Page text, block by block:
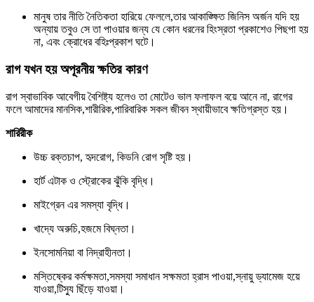
মানুষ তার নীতি নৈতিকতা হারিয়ে ফেললে,তার আকাঙ্ক্ষিত জিনিস অর্জন যদি হয়
অন্যায় তবুও সে তা পাওয়ার জন্য যে কোন ধরনের হিংস্রতা প্রকাশেও পিছপা হয়
না, এবং ক্রোধের বহিঃপ্রকাশ ঘটে।
রাগ যখন হয় অপূরনীয় ক্ষতির কারণ
রাগ স্বাভাবিক আবেগীয় বৈশিষ্ট্য হলেও তা মোটেও ভাল ফলাফল বয়ে আনে না, রাগের
ফলে আমাদের মানসিক,শারীরিক,পারিবারিক সকল জীবন স্থায়ীভাবে ক্ষতিগ্রস্ত হয়।
শারিরীক
উচ্চ রক্তচাপ, হৃদরোগ, কিডনি রোগ সৃষ্টি হয়।
হার্ট এটাক ও স্ট্রোকের ঝুঁকি বৃদ্ধি।
মাইগ্রেন এর সমস্যা বৃদ্ধি।
খাদ্যে অরুচি,হজমে বিঘ্নতা।
ইনসোমনিয়া বা নিদ্রাহীনতা।
মস্তিষ্কের কর্মক্ষমতা,সমস্যা সমাধান সক্ষমতা হ্রাস পাওয়া,স্নায়ু ড্যামেজ হয়ে
যাওয়া,টিস্যু ছিঁড়ে যাওয়া।